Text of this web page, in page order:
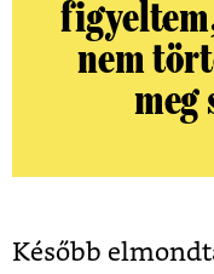
nem
meg
Később